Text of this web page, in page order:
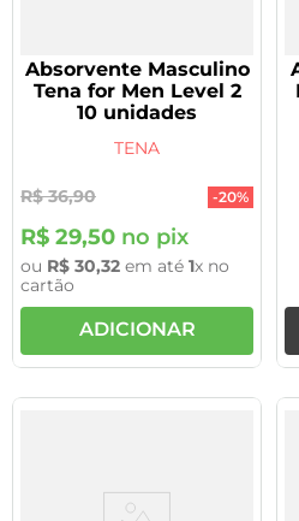
Absorvente Masculino
Tena for Men Level 2
10 unidades
TENA
R$ 36,90 -20%
R$ 29,50 no pix
ou R$ 30,32 em até 1x no
cartão
ADICIONAR